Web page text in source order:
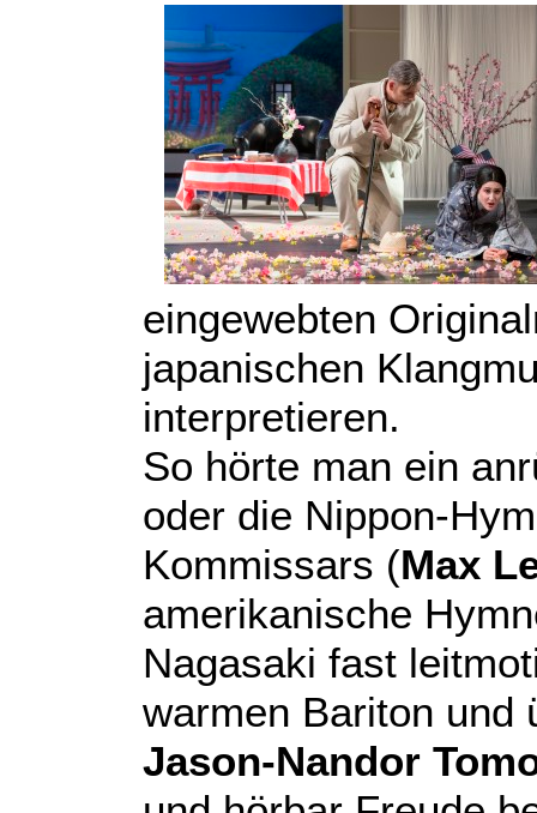
eingewebten
japanischen
interpretieren.
So hörte man ein
oder die Nippon-
Kommissars (Max
amerikanische
Nagasaki fast
warmen Bariton und
Jason-Nandor